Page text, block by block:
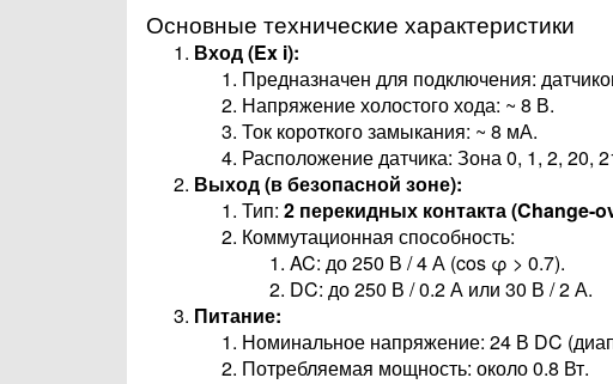
Основные технические характеристики
Вход (Ex i):
Предназначен для подключения:
Напряжение холостого хода: ~ 8 В.
Ток короткого замыкания: ~ 8 мА.
Расположение датчика: Зона 0, 1, 2, 20,
Выход (в безопасной зоне):
Тип: 2 перекидных контакта (Change-
Коммутационная способность:
AC: до 250 В / 4 А (cos φ > 0.7).
DC: до 250 В / 0.2 А или 30 В / 2 А.
Питание:
Номинальное напряжение: 24 В DC
Потребляемая мощность: около 0.8 Вт.